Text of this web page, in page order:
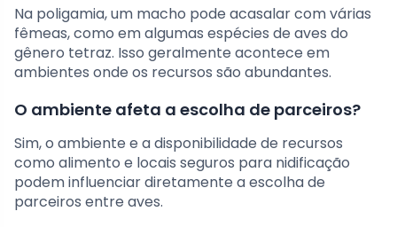
Na poligamia, um macho pode acasalar com várias
fêmeas, como em algumas espécies de aves do
gênero tetraz. Isso geralmente acontece em
ambientes onde os recursos são abundantes.
O ambiente afeta a escolha de parceiros?
Sim, o ambiente e a disponibilidade de recursos
como alimento e locais seguros para nidificação
podem influenciar diretamente a escolha de
parceiros entre aves.